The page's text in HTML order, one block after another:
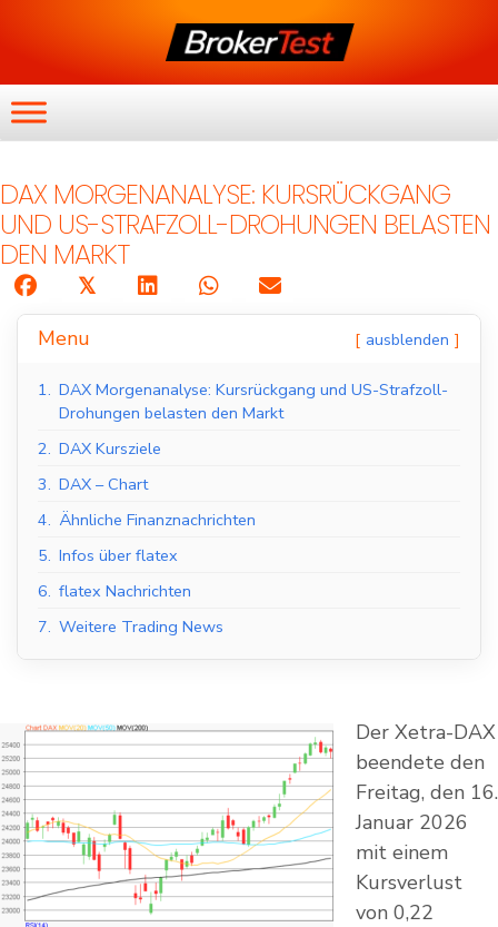
DAX MORGENANALYSE: KURSRÜCKGANG
UND US-STRAFZOLL-DROHUNGEN BELASTEN
DEN MARKT
𝕏
Menu ausblenden
1. DAX Morgenanalyse: Kursrückgang und US-Strafzoll-
Drohungen belasten den Markt
2. DAX Kursziele
3. DAX – Chart
4. Ähnliche Finanznachrichten
5. Infos über flatex
6. flatex Nachrichten
7. Weitere Trading News
Der Xetra-DAX
beendete den
Freitag, den 16.
Januar 2026
mit einem
Kursverlust
von 0,22